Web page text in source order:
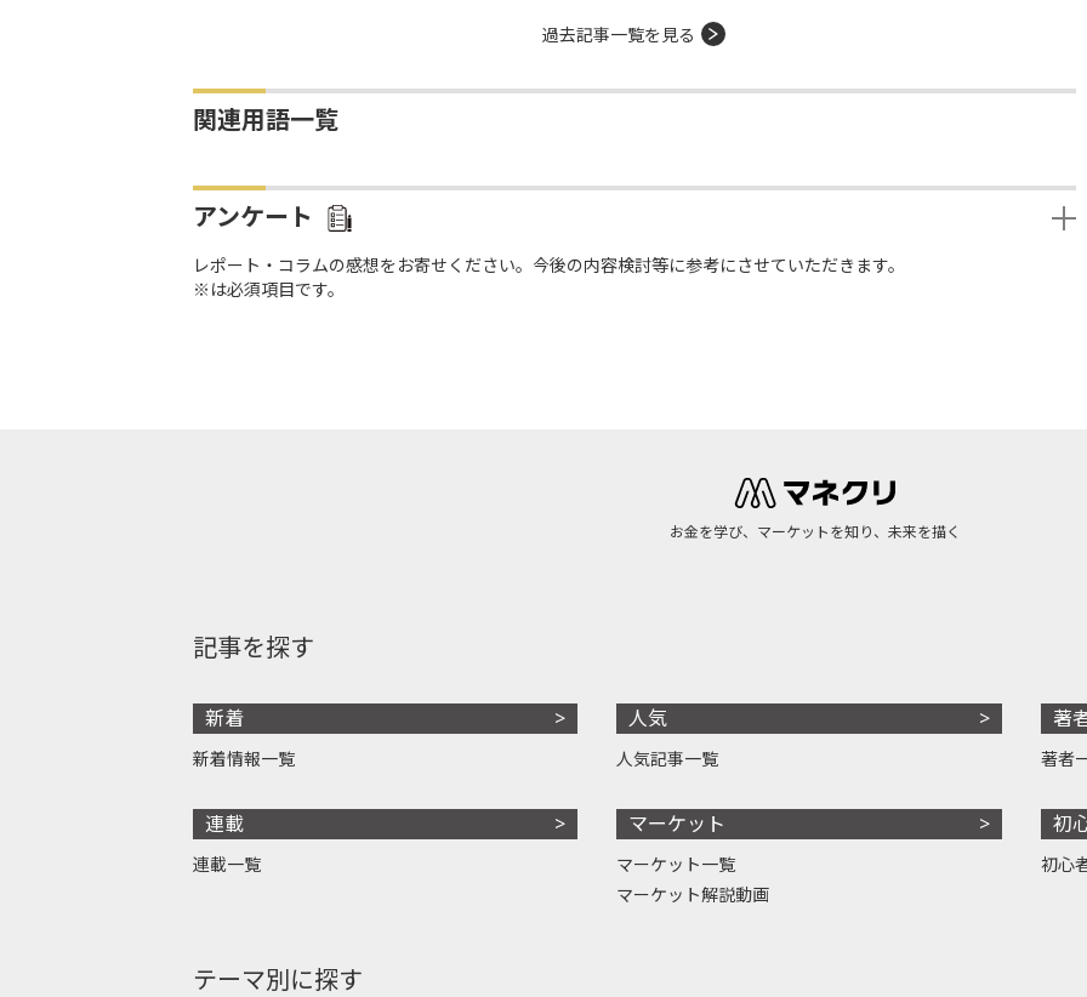
過去記事一覧を見る
関連用語一覧
アンケート
レポート・コラムの感想をお寄せください。今後の内容検討等に参考にさせていただきます。
※は必須項目です。
お金を学び、マーケットを知り、未来を描く
記事を探す
新着
新着情報一覧
連載
連載一覧
人気
人気記事一覧
マーケット
マーケット一覧
マーケット解説動画
著
著者
初
初心
テーマ別に探す